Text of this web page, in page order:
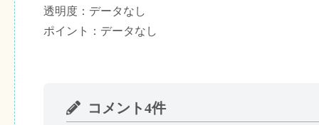
透明度：データなし
ポイント：データなし
コメント4件